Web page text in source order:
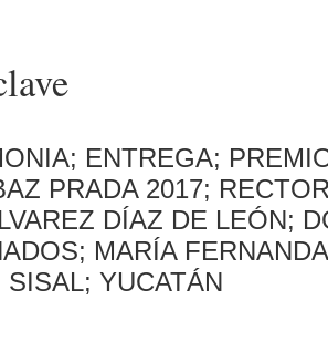
ENTREGA;
PRADA 2017;
DÍAZ DE LEÓN;
MARÍA
YUCATÁN